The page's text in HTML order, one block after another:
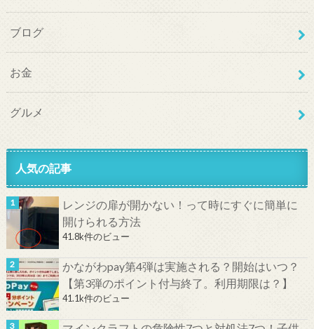
ブログ
お金
グルメ
人気の記事
レンジの扉が開かない！って時にすぐに簡単に
開けられる方法
41.8k件のビュー
かながわpay第4弾は実施される？開始はいつ？
【第3弾のポイント付与終了。利用期限は？】
41.1k件のビュー